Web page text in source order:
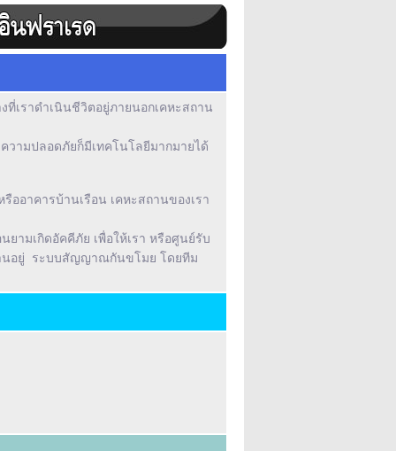
ที่เราดำเนินชีวิตอยู่ภายนอกเคหะสถาน
วามปลอดภัยก็มีเทคโนโลยีมากมายได้
อาคารบ้านเรือน เคหะสถานของเรา
ามเกิดอัคคีภัย เพื่อให้เรา หรือศูนย์รับ
านอยู่ ระบบสัญญาณกันขโมย โดยทีม